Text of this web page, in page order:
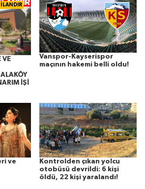
İLANDIR
VE
İŞİ
Vanspor-Kayserispor
maçının hakemi belli oldu!
ve
Kontrolden çıkan yolcu
otobüsü devrildi: 6 kişi
öldü, 22 kişi yaralandı!